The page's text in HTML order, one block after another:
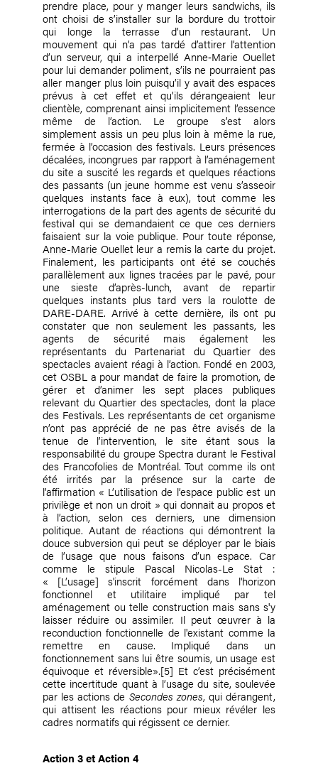
prendre place, pour y manger leurs sandwichs, ils
ont choisi de s’installer sur la bordure du trottoir
qui longe la terrasse d’un restaurant. Un
mouvement qui n’a pas tardé d’attirer l’attention
d’un serveur, qui a interpellé Anne‑Marie Ouellet
pour lui demander poliment, s’ils ne pourraient pas
aller manger plus loin puisqu’il y avait des espaces
prévus à cet effet et qu’ils dérangeaient leur
clientèle, comprenant ainsi implicitement l’essence
même de l’action. Le groupe s’est alors
simplement assis un peu plus loin à même la rue,
fermée à l’occasion des festivals. Leurs présences
décalées, incongrues par rapport à l’aménagement
du site a suscité les regards et quelques réactions
des passants (un jeune homme est venu s’asseoir
quelques instants face à eux), tout comme les
interrogations de la part des agents de sécurité du
festival qui se demandaient ce que ces derniers
faisaient sur la voie publique. Pour toute réponse,
Anne-Marie Ouelletleur a remis la carte du projet.
Finalement, les participants ont été se couchés
parallèlement aux lignes tracées par le pavé, pour
une sieste d’après-lunch, avant de repartir
quelques instants plus tard vers la roulotte de
DARE-DARE. Arrivé à cette dernière, ils ont pu
constater que non seulement les passants, les
agents de sécurité mais également les
représentants du Partenariat du Quartier des
spectacles avaient réagi à l’action. Fondé en 2003,
cet OSBL a pour mandat de faire la promotion, de
gérer et d’animer les sept places publiques
relevant du Quartier des spectacles, dont la place
des Festivals. Les représentants de cet organisme
n’ont pas apprécié de ne pas être avisés de la
tenue de l’intervention, le site étant sous la
responsabilité du groupe Spectra durant le Festival
des Francofolies de Montréal. Tout comme ils ont
été irrités par la présence sur la carte de
l’affirmation « L’utilisation de l’espace public est un
privilège et non un droit » qui donnait au propos et
à l’action, selon ces derniers, une dimension
politique. Autant de réactions qui démontrent la
douce subversion qui peut se déployer par le biais
de l’usage que nous faisons d’un espace. Car
comme le stipule Pascal Nicolas-Le Stat :
« [L’usage] s'inscrit forcément dans l'horizon
fonctionnel et utilitaire impliqué par tel
aménagement ou telle construction mais sans s'y
laisser réduire ou assimiler. Il peut œuvrer à la
reconduction fonctionnelle de l'existant comme la
remettre en cause. Impliqué dans un
fonctionnement sans lui être soumis, un usage est
équivoque et réversible».[5] Et c’est précisément
cette incertitude quant à l’usage du site, soulevée
par les actions de Secondes zones, qui dérangent,
qui attisent les réactions pour mieux révéler les
cadres normatifs qui régissent ce dernier.
Action 3 et Action 4